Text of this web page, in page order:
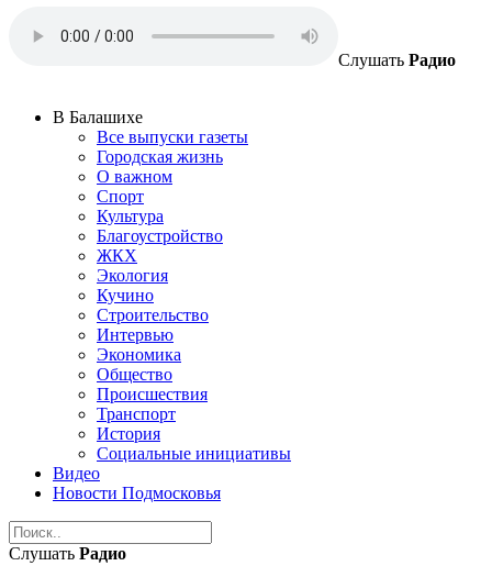
Слушать Радио
В Балашихе
Все выпуски газеты
Городская жизнь
О важном
Спорт
Культура
Благоустройство
ЖКХ
Экология
Кучино
Строительство
Интервью
Экономика
Общество
Происшествия
Транспорт
История
Социальные инициативы
Видео
Новости Подмосковья
Слушать Радио